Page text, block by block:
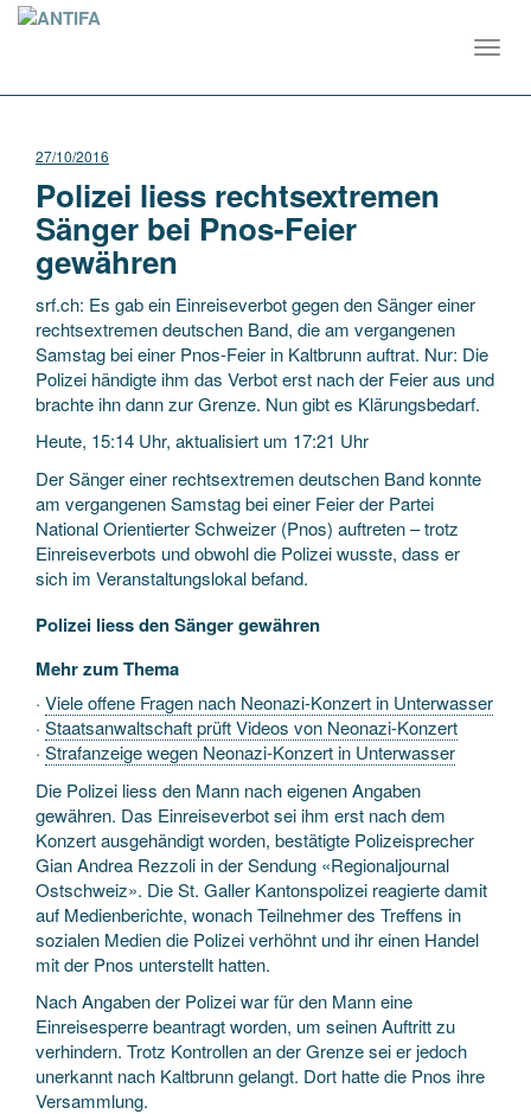
27/10/2016
Polizei liess rechtsextremen
Sänger bei Pnos-Feier
gewähren
srf.ch: Es gab ein Einreiseverbot gegen den Sänger einer
rechtsextremen deutschen Band, die am vergangenen
Samstag bei einer Pnos-Feier in Kaltbrunn auftrat. Nur: Die
Polizei händigte ihm das Verbot erst nach der Feier aus und
brachte ihn dann zur Grenze. Nun gibt es Klärungsbedarf.
Heute, 15:14 Uhr, aktualisiert um 17:21 Uhr
Der Sänger einer rechtsextremen deutschen Band konnte
am vergangenen Samstag bei einer Feier der Partei
National Orientierter Schweizer (Pnos) auftreten – trotz
Einreiseverbots und obwohl die Polizei wusste, dass er
sich im Veranstaltungslokal befand.
Polizei liess den Sänger gewähren
Mehr zum Thema
· Viele offene Fragen nach Neonazi-Konzert in Unterwasser
· Staatsanwaltschaft prüft Videos von Neonazi-Konzert
· Strafanzeige wegen Neonazi-Konzert in Unterwasser
Die Polizei liess den Mann nach eigenen Angaben
gewähren. Das Einreiseverbot sei ihm erst nach dem
Konzert ausgehändigt worden, bestätigte Polizeisprecher
Gian Andrea Rezzoli in der Sendung «Regionaljournal
Ostschweiz». Die St. Galler Kantonspolizei reagierte damit
auf Medienberichte, wonach Teilnehmer des Treffens in
sozialen Medien die Polizei verhöhnt und ihr einen Handel
mit der Pnos unterstellt hatten.
Nach Angaben der Polizei war für den Mann eine
Einreisesperre beantragt worden, um seinen Auftritt zu
verhindern. Trotz Kontrollen an der Grenze sei er jedoch
unerkannt nach Kaltbrunn gelangt. Dort hatte die Pnos ihre
Versammlung.